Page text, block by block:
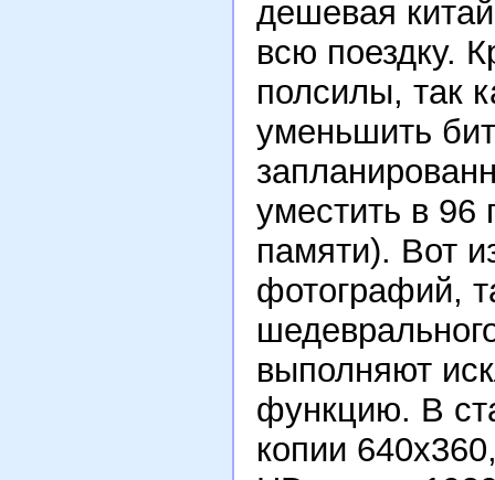
дешевая
всю поездку.
полсилы, так
уменьшить
уместить в 96
памяти). Вот
фотографий,
выполняют
функцию. В
копии